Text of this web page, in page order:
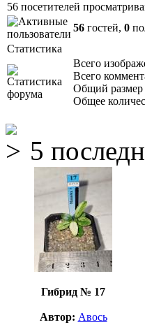
56 посетителей
56 гостей, 0
Статистика
Всего
Всего
Общий размер
Общее
5
Гибрид № 17
Автор: Авось